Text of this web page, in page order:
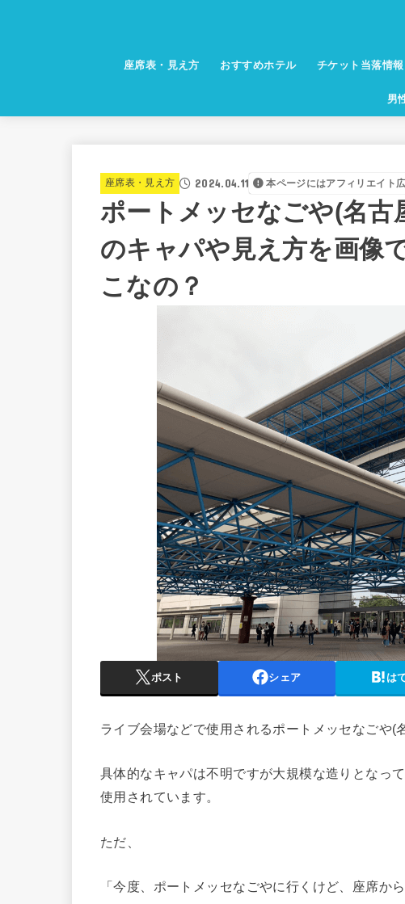
座席表・見え方 おすすめホテル チケット当落情報
男
座席表・見え方 2024.04.11 本ページにはアフィリエイト
ポートメッセなごや(名古
のキャパや見え方を画像
こなの？
ポスト シェア は
ライブ会場などで使用されるポートメッセなごや(
具体的なキャパは不明ですが大規模な造りとなっ
使用されています。
ただ、
「今度、ポートメッセなごやに行くけど、座席か